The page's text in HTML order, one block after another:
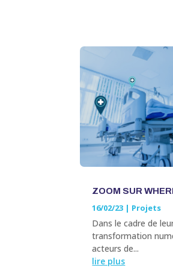
ZOOM SUR
16/02/23 | Projets
Dans le cadre de
transformation
acteurs de...
lire plus